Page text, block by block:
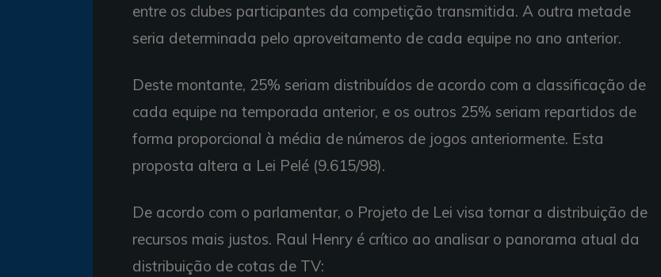
entre os clubes participantes da competição transmitida. A outra metade
seria determinada pelo aproveitamento de cada equipe no ano anterior.
Deste montante, 25% seriam distribuídos de acordo com a classificação de
cada equipe na temporada anterior, e os outros 25% seriam repartidos de
forma proporcional à média de números de jogos anteriormente. Esta
proposta altera a Lei Pelé (9.615/98).
De acordo com o parlamentar, o Projeto de Lei visa tornar a distribuição de
recursos mais justos. Raul Henry é crítico ao analisar o panorama atual da
distribuição de cotas de TV: